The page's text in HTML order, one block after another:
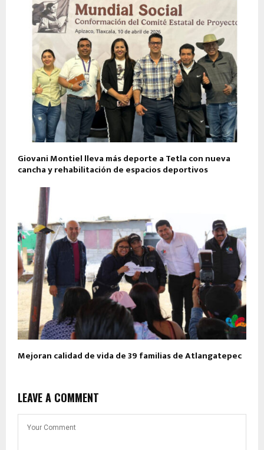
Giovani Montiel lleva más deporte a Tetla con nueva
cancha y rehabilitación de espacios deportivos
Mejoran calidad de vida de 39 familias de Atlangatepec
LEAVE A COMMENT